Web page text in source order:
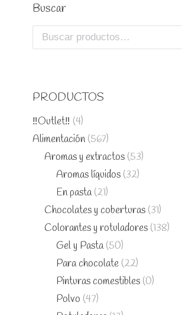
Buscar
PRODUCTOS
‼️Outlet‼️ (4)
Alimentación (567)
Aromas y extractos (53)
Aromas líquidos (32)
En pasta (21)
Chocolates y coberturas (31)
Colorantes y rotuladores (138)
Gel y Pasta (50)
Para chocolate (22)
Pinturas comestibles (0)
Polvo (47)